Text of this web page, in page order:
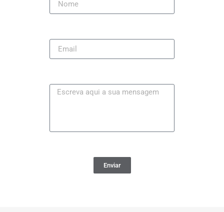
Enviar